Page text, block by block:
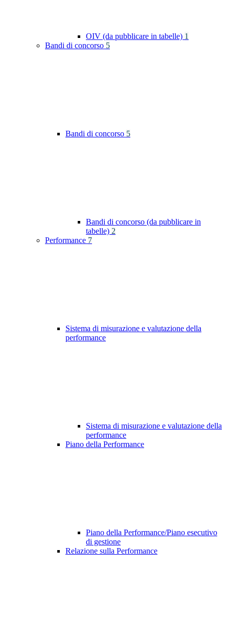
OIV (da pubblicare in tabelle) 1
Bandi di concorso 5
Bandi di concorso 5
Bandi di concorso (da pubblicare in
tabelle) 2
Performance 7
Sistema di misurazione e valutazione della
performance
Sistema di misurazione e valutazione della
performance
Piano della Performance
Piano della Performance/Piano esecutivo
di gestione
Relazione sulla Performance